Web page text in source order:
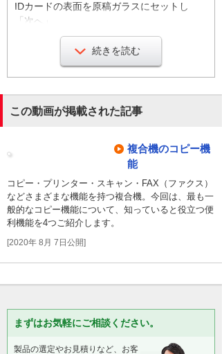
IDカードの表面を原稿ガラスにセットし
「次へ」
「スタート」を押してスキャンします
IDカードの裏面も同様にスキャンします
表面と裏面が自動で上下にレイアウトされ
複数回コピーする手間が省けて、印刷コス
トも削減できます！ ぜひご活用ください！
続きを読む
この動画が掲載された記事
複合機のコピー機
能
コピー・プリンター・スキャン・FAX（ファクス）
などさまざまな機能を持つ複合機。今回は、最も一
般的なコピー機能について、知っていると役立つ便
利機能を4つご紹介します。
[2020年 8月 7日公開]
まずはお気軽にご相談ください。
製品の選定やお見積りなど、お客